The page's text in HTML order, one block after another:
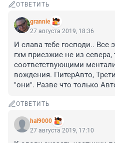
ОТВЕТИТЬ
grannie
27 августа 2019, 18:36
И слава тебе господи.. Все
гхм приезжие не из
соответствующими
вождения. ПитерАвто,
"они". Разве что только
ОТВЕТИТЬ
hal9000
27 августа 2019, 17:10